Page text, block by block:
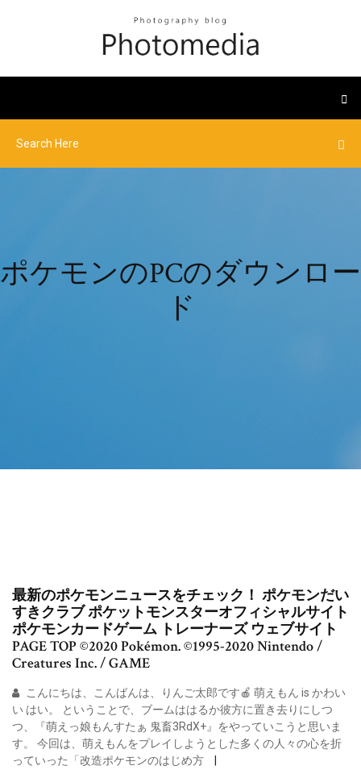
ポケモンのPCのダウンロー
ド
最新のポケモンニュースをチェック！ ポケモンだい
すきクラブ ポケットモンスターオフィシャルサイト
ポケモンカードゲーム トレーナーズ ウェブサイト
PAGE TOP ©2020 Pokémon. ©1995-2020 Nintendo /
Creatures Inc. / GAME
こんにちは、こんばんは、りんご太郎です🍎 萌えもん is かわい
い はい。 ということで、ブームははるか彼方に置き去りにしつ
つ、『萌えっ娘もんすたぁ 鬼畜3RdX+』をやっていこうと思いま
す。 今回は、萌えもんをプレイしようとした多くの人々の心を折
っていった「改造ポケモンのはじめ方